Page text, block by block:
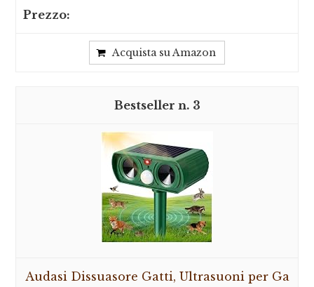
Acquista su Amazon
3
Audasi Dissuasore Gatti, Ultrasuoni per Ga